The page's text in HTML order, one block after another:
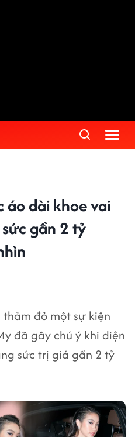
áo dài khoe vai
gần 2 tỷ
đỏ một sự kiện
đã gây chú ý khi diện
sức trị giá gần 2 tỷ